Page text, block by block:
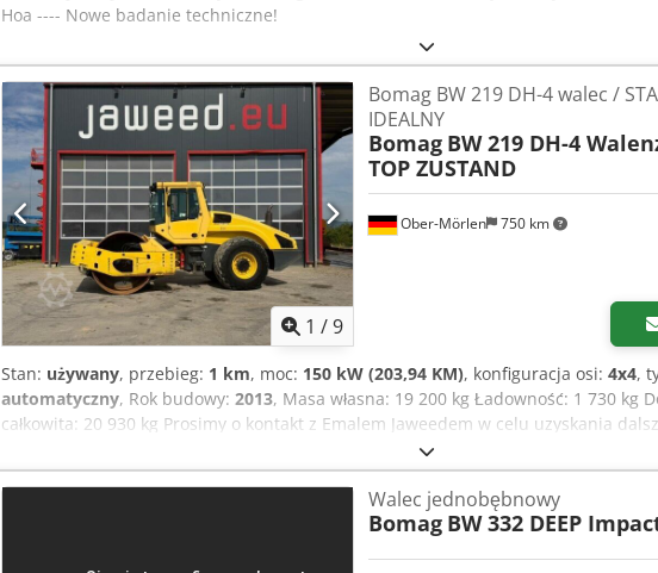
Hoa ---- Nowe badanie techniczne!
1 /9
Ober-Mörlen 750 km
Bomag BW 219 DH-4 walec /
IDEALNY
Bomag BW 219 DH-4
TOP ZUSTAND
Stan: używany, przebieg: 1 km, moc: 150 kW (203,94 KM), konfiguracja osi: 4x4,
automatyczny, Rok budowy: 2013, Masa własna: 19 200 kg Ładowność: 1 730 kg
całkowita: 20 930 kg Prosimy o kontakt z Emalem Jaweedem w celu uzyskania
Cjdpfezgthlox Ag Hoha Walec, Bomag BW 219 DH-4, rok produkcji: 2013, liczba
długość: 6 000 mm, szerokość: 2 300 mm, wysokość: 3 020 mm, masa własna: 19
całkowita: 20 930 kg, silnik: Deutz TCD 2012 L06, moc silnika: 150 kW / 204 KM,
nominalna: 2 200 obr./min., rozmiar opon: 800/60 R24 10.9, maks. prędkość jazdy:
Walec jednobębnowy
Bomag BW 332 DEEP